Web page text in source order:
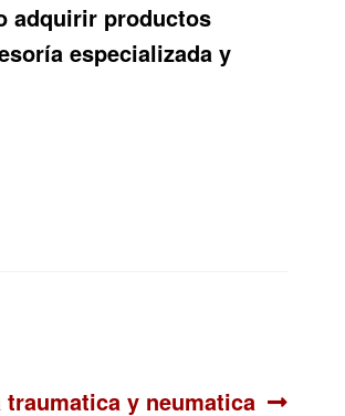
adquirir productos
especializada y
y neumatica